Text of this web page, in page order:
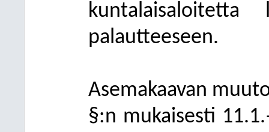
kuntalaisaloitetta
palautteeseen.
Asemakaavan
§:n mukaisesti